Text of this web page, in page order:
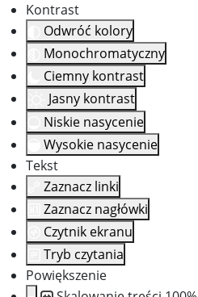
Kontrast
Odwróć kolory
Monochromatyczny
Ciemny kontrast
Jasny kontrast
Niskie nasycenie
Wysokie nasycenie
Tekst
Zaznacz linki
Zaznacz nagłówki
Czytnik ekranu
Tryb czytania
Powiększenie